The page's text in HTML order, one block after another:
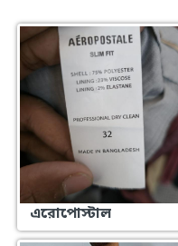
এরোপোস্টাল